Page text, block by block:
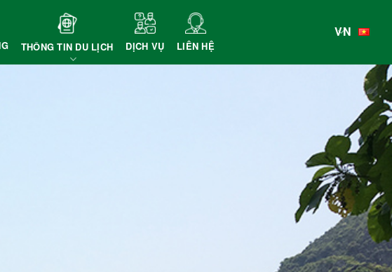
THÔNG TIN DU LỊCH DỊCH VỤ LIÊN HỆ
VN